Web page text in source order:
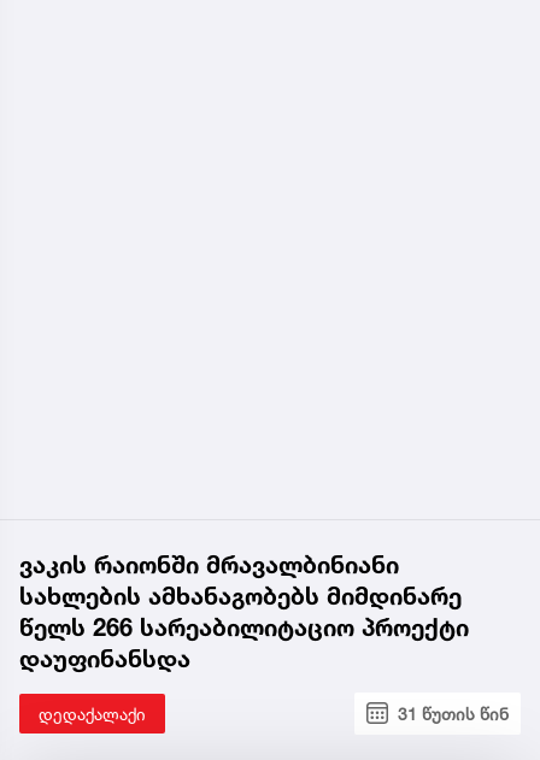
ვაკის რაიონში მრავალბინიანი
სახლების ამხანაგობებს მიმდინარე
წელს 266 სარეაბილიტაციო პროექტი
დაუფინანსდა
დედაქალაქი 31 წუთის წინ